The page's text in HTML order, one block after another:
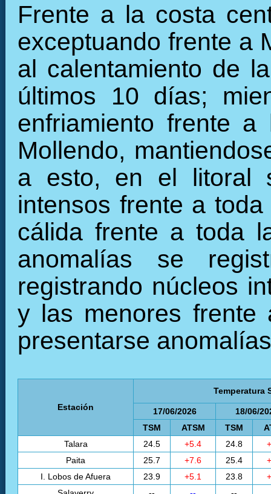
Frente a la costa
exceptuando frente a
al calentamiento de
últimos 10 días;
enfriamiento frente
Mollendo,
a esto, en el litoral
intensos frente a
cálida frente a toda
anomalías se
registrando núcleos
y las menores
presentarse
Estación
Temperatura
17/06/2026
18/06/
TSM
ATSM TSM
Talara
24.5 +5.4 24.8
Paita
25.7 +7.6 25.4
I. Lobos de Afuera
23.9 +5.1 23.8